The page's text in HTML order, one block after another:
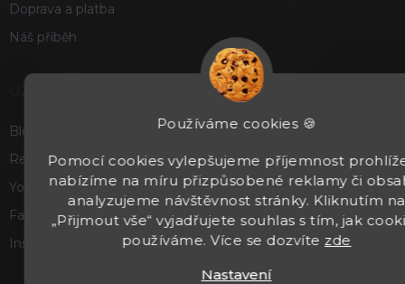
Používáme cookies 🍪
Pomocí cookies vylepšujeme příjemnost
nabízíme na míru přizpůsobené reklamy či
analyzujeme návštěvnost stránky. Kliknutím na
„Přijmout vše“ vyjadřujete souhlas s tím, jak
používáme. Více se dozvíte zde
Nastavení
Doprava a platba
Náš příběh
Blog
Recenze a hodnocení
Youtube
Facebook
Instagram